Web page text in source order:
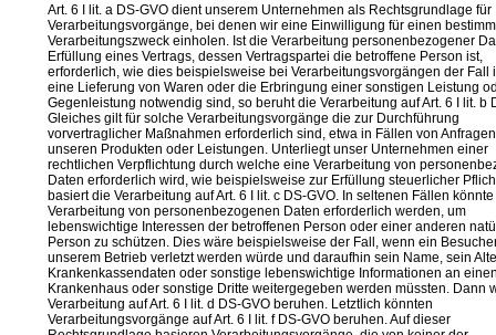
Art. 6 I lit. a DS-GVO dient unserem Unternehmen als Rechtsgrundlage für
Verarbeitungsvorgänge, bei denen wir eine Einwilligung für einen
Verarbeitungszweck einholen. Ist die Verarbeitung personenbezogener
Erfüllung eines Vertrags, dessen Vertragspartei die betroffene Person ist,
erforderlich, wie dies beispielsweise bei Verarbeitungsvorgängen der Fall
eine Lieferung von Waren oder die Erbringung einer sonstigen Leistung
Gegenleistung notwendig sind, so beruht die Verarbeitung auf Art. 6 I lit. b
Gleiches gilt für solche Verarbeitungsvorgänge die zur Durchführung
vorvertraglicher Maßnahmen erforderlich sind, etwa in Fällen von
unseren Produkten oder Leistungen. Unterliegt unser Unternehmen einer
rechtlichen Verpflichtung durch welche eine Verarbeitung von
Daten erforderlich wird, wie beispielsweise zur Erfüllung steuerlicher
basiert die Verarbeitung auf Art. 6 I lit. c DS-GVO. In seltenen Fällen
Verarbeitung von personenbezogenen Daten erforderlich werden, um
lebenswichtige Interessen der betroffenen Person oder einer anderen
Person zu schützen. Dies wäre beispielsweise der Fall, wenn ein
unserem Betrieb verletzt werden würde und daraufhin sein Name, sein
Krankenkassendaten oder sonstige lebenswichtige Informationen an
Krankenhaus oder sonstige Dritte weitergegeben werden müssten. Dann
Verarbeitung auf Art. 6 I lit. d DS-GVO beruhen. Letztlich könnten
Verarbeitungsvorgänge auf Art. 6 I lit. f DS-GVO beruhen. Auf dieser